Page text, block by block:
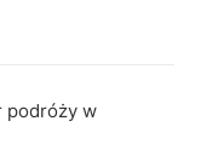
podróży w